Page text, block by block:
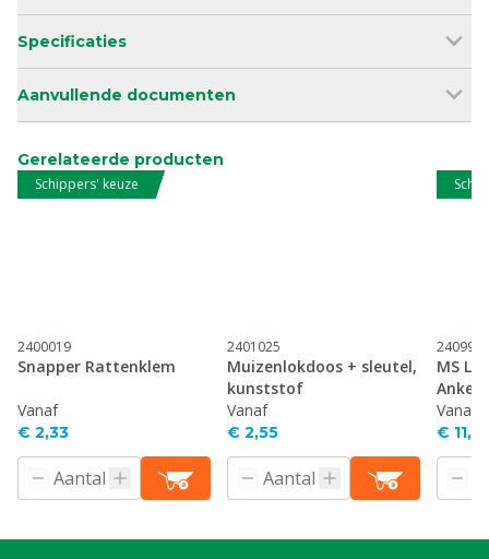
Specificaties
Aanvullende documenten
Gerelateerde producten
Schippers' keuze
2400019
Snapper Rattenklem
Vanaf
€ 2,33
2401025
Muizenlokdoos + sleutel,
kunststof
Vanaf
€ 2,55
2409936
MS
Anker
Vanaf
€